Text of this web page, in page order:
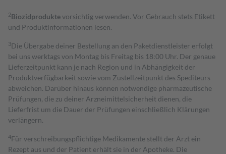
2Biozidproduktevorsichtig verwenden. Vor Gebrauch stets Etikett
und Produktinformationen lesen.
3Die Übergabe deiner Bestellung an den Paketdienstleister erfolgt
bei uns werktags von Montag bis Freitag bis 18:00 Uhr. Der genaue
Lieferzeitpunkt kann je nach Region und in Abhängigkeit der
Produktverfügbarkeit sowie vom Zustellzeitpunkt des Spediteurs
abweichen. Darüber hinaus können notwendige pharmazeutische
Prüfungen, die zu deiner Arzneimittelsicherheit dienen, die
Lieferfrist um die Dauer der Prüfungen einschließlich Klärungen
verlängern.
4Für verschreibungspflichtige Medikamente stellt der Arzt ein
Rezept aus und der Patient erhält sie in der Apotheke. Die